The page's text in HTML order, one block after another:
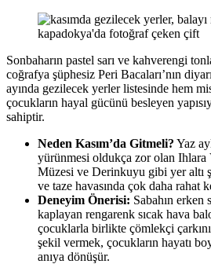
Sonbaharın pastel sarı ve kahverengi
coğrafya şüphesiz Peri Bacaları’nın
ayında gezilecek yerler listesinde hem
çocukların hayal gücünü besleyen
sahiptir.
Neden Kasım’da Gitmeli? Yaz
yürünmesi oldukça zor olan Ihlara
Müzesi ve Derinkuyu gibi yer altı
ve taze havasında çok daha rahat
Deneyim Önerisi: Sabahın erken
kaplayan rengarenk sıcak hava
çocuklarla birlikte çömlekçi
şekil vermek, çocukların hayatı
anıya dönüşür.